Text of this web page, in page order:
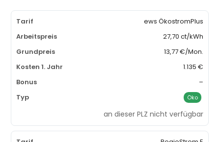
ews ÖkostromPlus
27,70 ct/kWh
13,77 €/Mon.
1.135 €
–
Öko
an dieser PLZ nicht verfügbar